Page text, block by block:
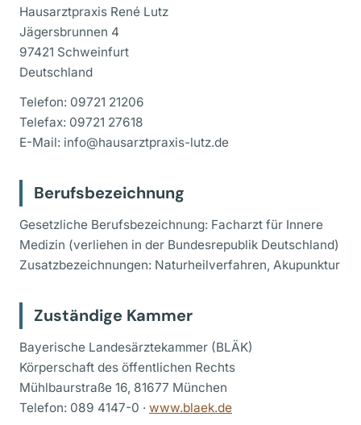
Hausarztpraxis René Lutz
Jägersbrunnen 4
97421 Schweinfurt
Deutschland
Telefon: 09721 21206
Telefax: 09721 27618
E-Mail: info@hausarztpraxis-lutz.de
Berufsbezeichnung
Gesetzliche Berufsbezeichnung: Facharzt für Innere
Medizin (verliehen in der Bundesrepublik Deutschland)
Zusatzbezeichnungen: Naturheilverfahren, Akupunktur
Zuständige Kammer
Bayerische Landesärztekammer (BLÄK)
Körperschaft des öffentlichen Rechts
Mühlbaurstraße 16, 81677 München
Telefon: 089 4147-0 · www.blaek.de